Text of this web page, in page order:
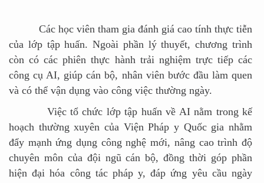
Các học viên tham gia đánh giá cao tính thực tiễn
của lớp tập huấn. Ngoài phần lý thuyết, chương trình
còn có các phiên thực hành trải nghiệm trực tiếp các
công cụ AI, giúp cán bộ, nhân viên bước đầu làm quen
và có thể vận dụng vào công việc thường ngày.
Việc tổ chức lớp tập huấn về AI nằm trong kế
hoạch thường xuyên của Viện Pháp y Quốc gia nhằm
đẩy mạnh ứng dụng công nghệ mới, nâng cao trình độ
chuyên môn của đội ngũ cán bộ, đồng thời góp phần
hiện đại hóa công tác pháp y, đáp ứng yêu cầu ngày